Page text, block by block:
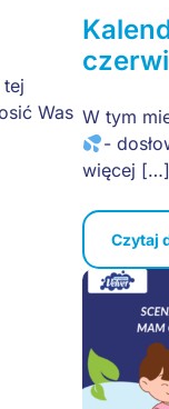
Was W tym
-
więcej […]
Czytaj